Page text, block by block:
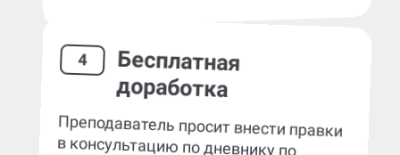
4 Бесплатная
доработка
Преподаватель просит внести правки
в консультацию по дневнику по